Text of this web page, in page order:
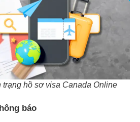
trạng hồ sơ visa Canada Online
báo